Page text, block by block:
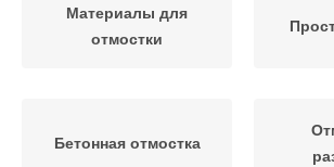
Материалы для
отмостки
Бетонная отмостка